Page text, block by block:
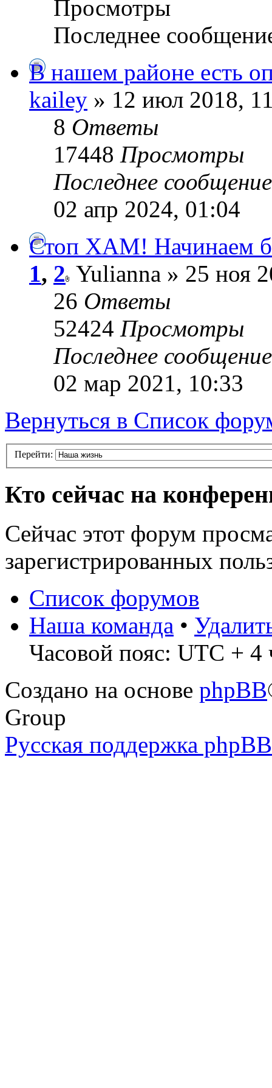
Просмотры
Последнее
В нашем районе есть
kailey » 12 июл 2018,
8 Ответы
17448 Просмотры
Последнее
02 апр 2024, 01:04
Стоп ХАМ! Начинаем
1, 2 Yulianna » 25 ноя
26 Ответы
52424 Просмотры
Последнее
02 мар 2021, 10:33
Вернуться в Список
Перейти:
Кто сейчас на
Сейчас этот форум
зарегистрированных
Список форумов
Наша команда •
Часовой пояс: UTC + 4
Создано на основе phpBB
Group
Русская поддержка phpBB